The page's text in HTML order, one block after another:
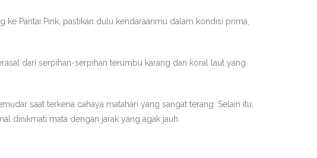
Pantai Pink, pastikan dulu kendaraanmu dalam kondisi prima,
dari serpihan-serpihan terumbu karang dan koral laut yang
saat terkena cahaya matahari yang sangat terang. Selain itu,
dinikmati mata dengan jarak yang agak jauh.